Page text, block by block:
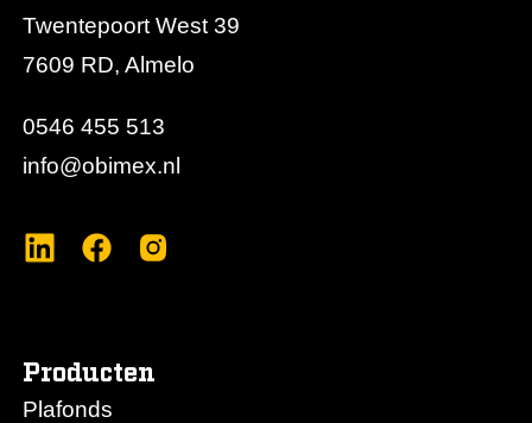
Twentepoort West 39
7609 RD, Almelo
0546 455 513
info@obimex.nl
Producten
Plafonds